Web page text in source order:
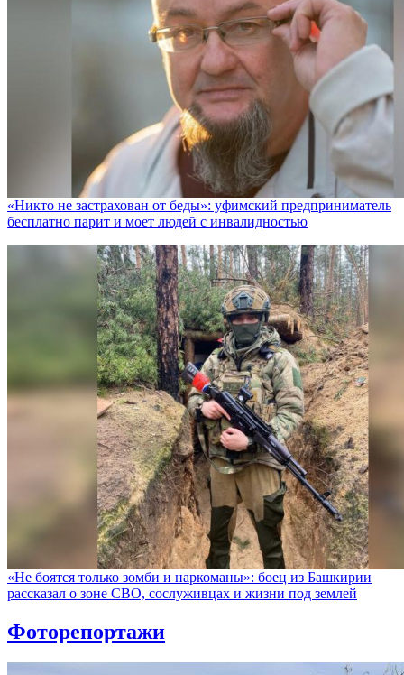
«Никто не заcтрахован от беды»: уфимский предприниматель
бесплатно парит и моет людей с инвалидностью
«Не боятся только зомби и наркоманы»: боец из Башкирии
рассказал о зоне СВО, сослуживцах и жизни под землей
Фоторепортажи